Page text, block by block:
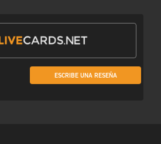
ESCRIBE UNA RESEÑA